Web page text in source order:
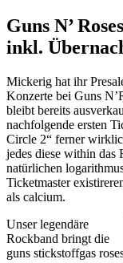
Guns N’
inkl.
Mickerig hat ihr
Konzerte bei Guns
bleibt bereits
nachfolgende ersten
Circle 2“ ferner
jedes diese within das
natürlichen
Ticketmaster
als calcium.
Unser legendäre
Rockband bringt die
guns stickstoffgas